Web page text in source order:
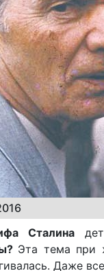
Сталина
Эта тема при
Даже